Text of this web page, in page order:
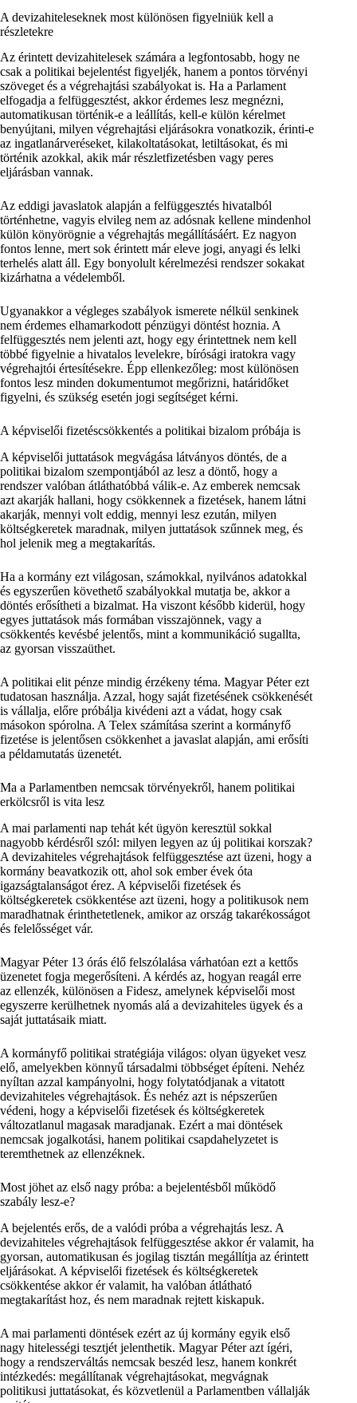
A devizahiteleseknek most különösen figyelniük kell a
részletekre
Az érintett devizahitelesek számára a legfontosabb, hogy ne
csak a politikai bejelentést figyeljék, hanem a pontos törvényi
szöveget és a végrehajtási szabályokat is. Ha a Parlament
elfogadja a felfüggesztést, akkor érdemes lesz megnézni,
automatikusan történik-e a leállítás, kell-e külön kérelmet
benyújtani, milyen végrehajtási eljárásokra vonatkozik, érinti-e
az ingatlanárveréseket, kilakoltatásokat, letiltásokat, és mi
történik azokkal, akik már részletfizetésben vagy peres
eljárásban vannak.
Az eddigi javaslatok alapján a felfüggesztés hivatalból
történhetne, vagyis elvileg nem az adósnak kellene mindenhol
külön könyörögnie a végrehajtás megállításáért. Ez nagyon
fontos lenne, mert sok érintett már eleve jogi, anyagi és lelki
terhelés alatt áll. Egy bonyolult kérelmezési rendszer sokakat
kizárhatna a védelemből.
Ugyanakkor a végleges szabályok ismerete nélkül senkinek
nem érdemes elhamarkodott pénzügyi döntést hoznia. A
felfüggesztés nem jelenti azt, hogy egy érintettnek nem kell
többé figyelnie a hivatalos levelekre, bírósági iratokra vagy
végrehajtói értesítésekre. Épp ellenkezőleg: most különösen
fontos lesz minden dokumentumot megőrizni, határidőket
figyelni, és szükség esetén jogi segítséget kérni.
A képviselői fizetéscsökkentés a politikai bizalom próbája is
A képviselői juttatások megvágása látványos döntés, de a
politikai bizalom szempontjából az lesz a döntő, hogy a
rendszer valóban átláthatóbbá válik-e. Az emberek nemcsak
azt akarják hallani, hogy csökkennek a fizetések, hanem látni
akarják, mennyi volt eddig, mennyi lesz ezután, milyen
költségkeretek maradnak, milyen juttatások szűnnek meg, és
hol jelenik meg a megtakarítás.
Ha a kormány ezt világosan, számokkal, nyilvános adatokkal
és egyszerűen követhető szabályokkal mutatja be, akkor a
döntés erősítheti a bizalmat. Ha viszont később kiderül, hogy
egyes juttatások más formában visszajönnek, vagy a
csökkentés kevésbé jelentős, mint a kommunikáció sugallta,
az gyorsan visszaüthet.
A politikai elit pénze mindig érzékeny téma. Magyar Péter ezt
tudatosan használja. Azzal, hogy saját fizetésének csökkenését
is vállalja, előre próbálja kivédeni azt a vádat, hogy csak
másokon spórolna. A Telex számítása szerint a kormányfő
fizetése is jelentősen csökkenhet a javaslat alapján, ami erősíti
a példamutatás üzenetét.
Ma a Parlamentben nemcsak törvényekről, hanem politikai
erkölcsről is vita lesz
A mai parlamenti nap tehát két ügyön keresztül sokkal
nagyobb kérdésről szól: milyen legyen az új politikai korszak?
A devizahiteles végrehajtások felfüggesztése azt üzeni, hogy a
kormány beavatkozik ott, ahol sok ember évek óta
igazságtalanságot érez. A képviselői fizetések és
költségkeretek csökkentése azt üzeni, hogy a politikusok nem
maradhatnak érinthetetlenek, amikor az ország takarékosságot
és felelősséget vár.
Magyar Péter 13 órás élő felszólalása várhatóan ezt a kettős
üzenetet fogja megerősíteni. A kérdés az, hogyan reagál erre
az ellenzék, különösen a Fidesz, amelynek képviselői most
egyszerre kerülhetnek nyomás alá a devizahiteles ügyek és a
saját juttatásaik miatt.
A kormányfő politikai stratégiája világos: olyan ügyeket vesz
elő, amelyekben könnyű társadalmi többséget építeni. Nehéz
nyíltan azzal kampányolni, hogy folytatódjanak a vitatott
devizahiteles végrehajtások. És nehéz azt is népszerűen
védeni, hogy a képviselői fizetések és költségkeretek
változatlanul magasak maradjanak. Ezért a mai döntések
nemcsak jogalkotási, hanem politikai csapdahelyzetet is
teremthetnek az ellenzéknek.
Most jöhet az első nagy próba: a bejelentésből működő
szabály lesz-e?
A bejelentés erős, de a valódi próba a végrehajtás lesz. A
devizahiteles végrehajtások felfüggesztése akkor ér valamit, ha
gyorsan, automatikusan és jogilag tisztán megállítja az érintett
eljárásokat. A képviselői fizetések és költségkeretek
csökkentése akkor ér valamit, ha valóban átlátható
megtakarítást hoz, és nem maradnak rejtett kiskapuk.
A mai parlamenti döntések ezért az új kormány egyik első
nagy hitelességi tesztjét jelenthetik. Magyar Péter azt ígéri,
hogy a rendszerváltás nemcsak beszéd lesz, hanem konkrét
intézkedés: megállítanak végrehajtásokat, megvágnak
politikusi juttatásokat, és közvetlenül a Parlamentben vállalják